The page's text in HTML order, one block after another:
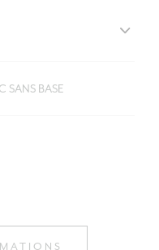
SANS BASE